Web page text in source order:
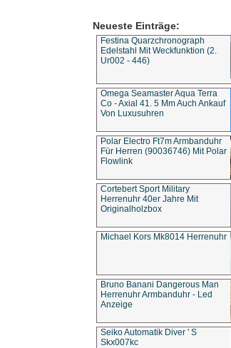
Neueste Einträge:
Festina Quarzchronograph
Edelstahl Mit Weckfunktion (2.
Ur002 - 446)
Omega Seamaster Aqua Terra
Co - Axial 41. 5 Mm Auch Ankauf
Von Luxusuhren
Polar Electro Ft7m Armbanduhr
Für Herren (90036746) Mit Polar
Flowlink
Cortebert Sport Military
Herrenuhr 40er Jahre Mit
Originalholzbox
Michael Kors Mk8014 Herrenuhr
Bruno Banani Dangerous Man
Herrenuhr Armbanduhr - Led
Anzeige
Seiko Automatik Diver ' S
Skx007kc